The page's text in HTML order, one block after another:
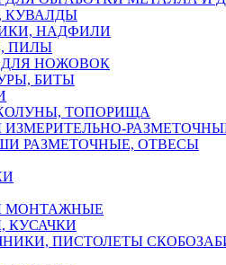
КУВАЛДЫ
НАДФИЛИ
ПИЛЫ
НОЖОВОК
БИТЫ
ТОПОРИЩА
РАЗМЕТОЧНЫЕ, ОТВЕСЫ
МОНТАЖНЫЕ
КУСАЧКИ
ПИСТОЛЕТЫ